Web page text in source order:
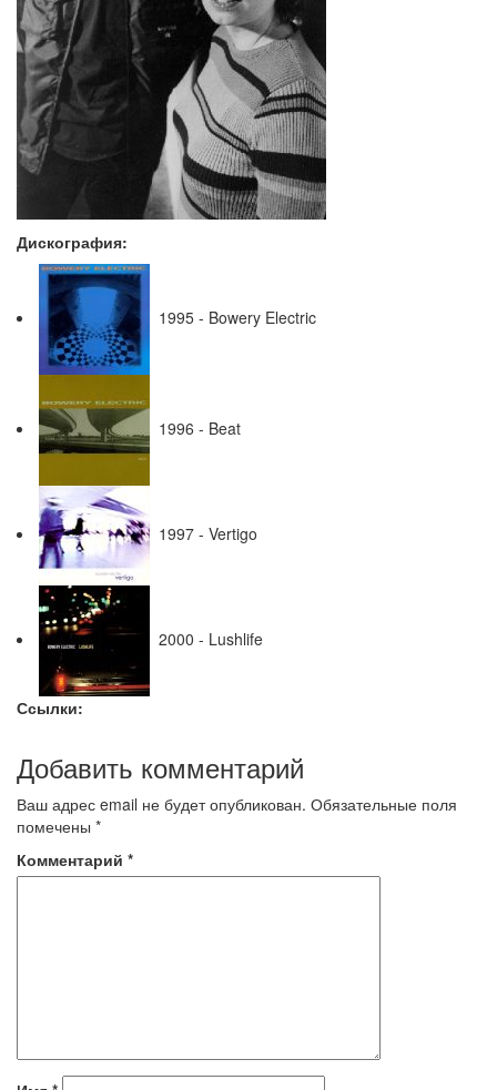
Дискография:
1995 - Bowery Electric
1996 - Beat
1997 - Vertigo
2000 - Lushlife
Ссылки:
Добавить комментарий
Ваш адрес email не будет опубликован. Обязательные поля
помечены *
Комментарий *